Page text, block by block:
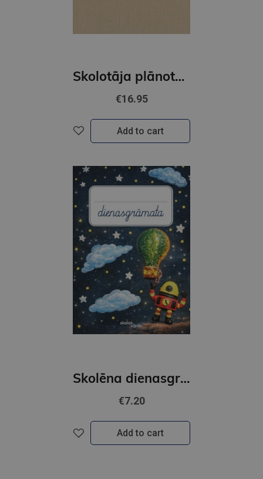
Skolotāja plānotājs. Ziedoņa klase. Bēšs
€16.95
Add to cart
Skolēna dienasgrāmatas dažādi veidi
€7.20
Add to cart